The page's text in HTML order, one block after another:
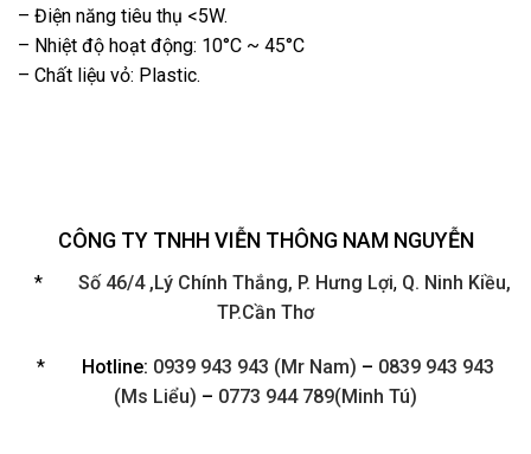
– Điện năng tiêu thụ <5W.
– Nhiệt độ hoạt động: 10°C ~ 45°C
– Chất liệu vỏ: Plastic.
CÔNG TY TNHH VIỄN THÔNG NAM NGUYỄN
* Số 46/4 ,Lý Chính Thắng, P. Hưng Lợi, Q. Ninh Kiều,
TP.Cần Thơ
* Hotline: 0939 943 943 (Mr Nam) – 0839 943 943
(Ms Liểu) – 0773 944 789(Minh Tú)